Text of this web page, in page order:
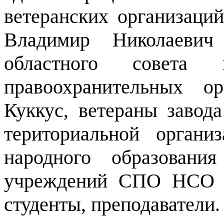
ветеранских
Владимир
областного совета
правоохранительных
Куккус, ветераны
териториальной
народного
учреждений СПО НСО
студенты, преподаватели.